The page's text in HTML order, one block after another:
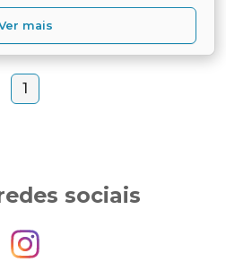
mais
1
sociais